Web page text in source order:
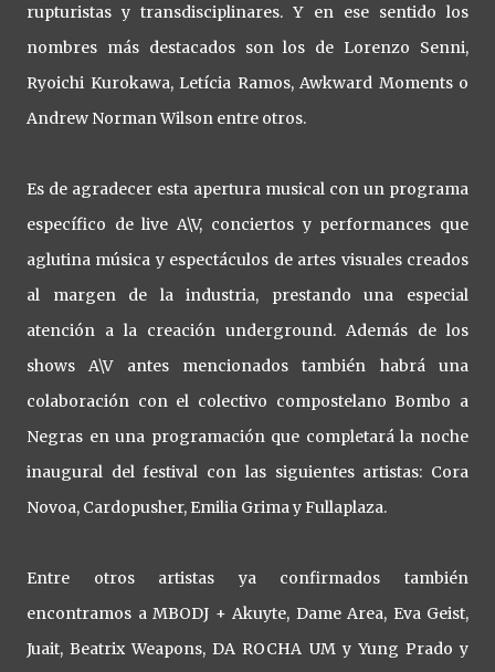
rupturistas y transdisciplinares. Y en ese sentido los
nombres más destacados son los de Lorenzo Senni,
Ryoichi Kurokawa, Letícia Ramos, Awkward Moments o
Andrew Norman Wilson entre otros.
Es de agradecer esta apertura musical con un programa
específico de live A\V, conciertos y performances que
aglutina música y espectáculos de artes visuales creados
al margen de la industria, prestando una especial
atención a la creación underground. Además de los
shows A\V antes mencionados también habrá una
colaboración con el colectivo compostelano Bombo a
Negras en una programación que completará la noche
inaugural del festival con las siguientes artistas: Cora
Novoa, Cardopusher, Emilia Grima y Fullaplaza.
Entre otros artistas ya confirmados también
encontramos a MBODJ + Akuyte, Dame Area, Eva Geist,
Juait, Beatrix Weapons, DA ROCHA UM y Yung Prado y